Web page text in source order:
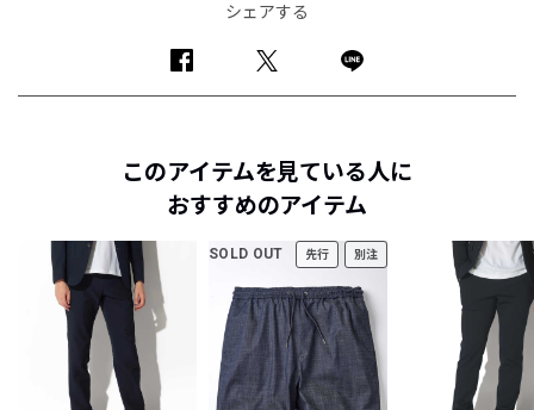
シェアする
このアイテムを見ている人に
おすすめのアイテム
SOLD OUT 先行 別注